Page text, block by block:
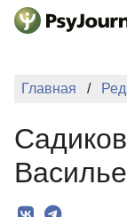
Перейти к
Главная